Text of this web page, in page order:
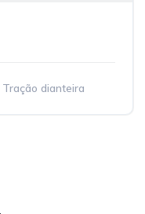
Tração dianteira